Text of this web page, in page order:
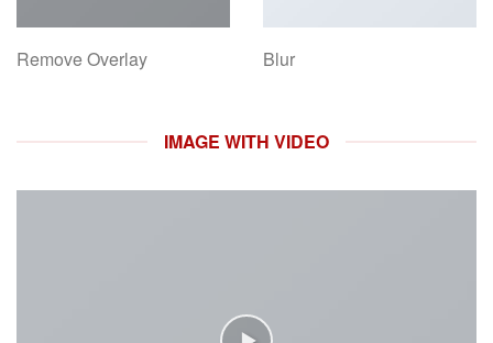
Remove Overlay Blur
IMAGE WITH VIDEO